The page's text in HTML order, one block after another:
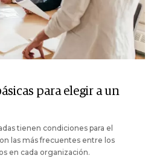
para elegir a un
tienen condiciones para el
las más frecuentes entre los
en cada organización.